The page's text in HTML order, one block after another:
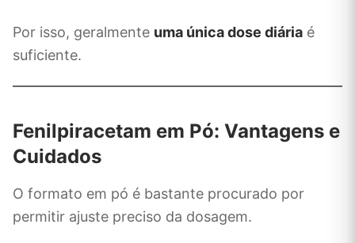
Por isso, geralmente uma única dose diária é
suficiente.
Fenilpiracetam em Pó: Vantagens e
Cuidados
O formato em pó é bastante procurado por
permitir ajuste preciso da dosagem.